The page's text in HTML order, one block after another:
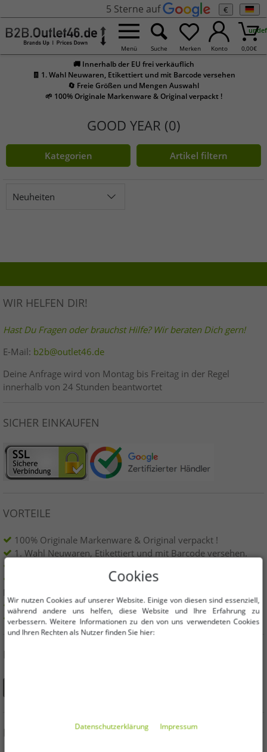
5 Sterne auf €
Menü Suche Merken Konto 0,00€
🚚 Innerhalb der EU frei verkäuflich
🧾 1. Wahl Neuwaren, Etikettiert und mit Barcode versehen
🔄 Freie Größen und Mengen Auswahl
🌱 100% Originale Markenware & Original verpackt !
GOOD YEAR (0)
Kategorien Artikel filtern
Neuheiten
WIR HELFEN DIR!
Hast Du Fragen oder brauchst Hilfe? Wir beraten Dich gern!
E-Mail: b2b@outlet46.de
Deine Anfrage wird von Montag bis Freitag in der Regel
innerhalb von 24 Stunden beantwortet
SICHER EINKAUFEN
VORTEILE
100% Originale Markenware & Original verpackt !
1. Wahl Neuwaren, Etikettiert und mit Barcode versehen.
Mindestbestellwert ist 199€ netto | Keine
Mindestbestellmenge
Angebote bis zu 90% günstiger
Freie Größen und Mengen Auswahl
DU FINDEST UNS AUCH AUF
INFORMATIONEN
Cookies
Wir nutzen Cookies auf unserer Website. Einige von diesen sind essenziell,
während andere uns helfen, diese Website und Ihre Erfahrung zu
verbessern. Weitere Informationen zu den von uns verwendeten Cookies
und Ihren Rechten als Nutzer finden Sie hier:
Daten­schutz­erklärung Impressum